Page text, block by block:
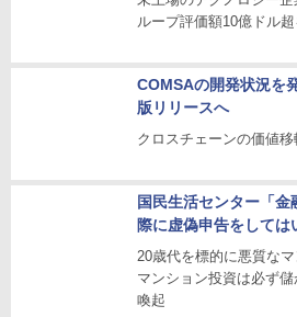
ループ評価額10億ドル
COMSAの開発状況を
版リリースへ
クロスチェーンの価値
国民生活センター「
際に虚偽申告をしては
20歳代を標的に悪質なマ
マンション投資は必ず
喚起